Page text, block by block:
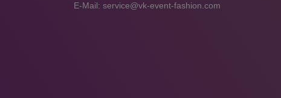
E-Mail: service@vk-event-fashion.com